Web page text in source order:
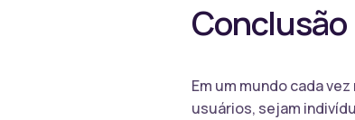
Conclusão
Em um mundo cada
usuários, sejam